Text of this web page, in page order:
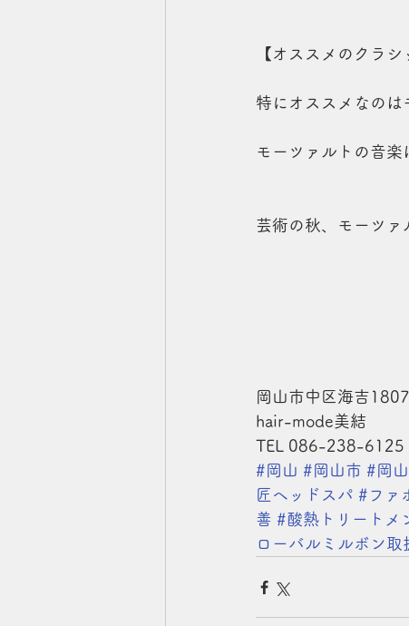
【オススメのクラシ
特にオススメなのは
モーツァルトの音楽
芸術の秋、モーツァ
岡山市中区海吉
hair-mode美結
TEL 086-238-6125
#岡山 #岡山市 #岡
匠ヘッドスパ #ファ
善 #酸熱トリートメ
ローバルミルボン取